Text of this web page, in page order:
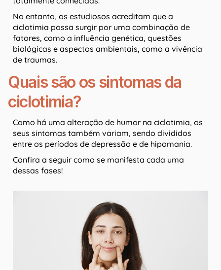
No entanto, os estudiosos acreditam que a
ciclotimia possa surgir por uma combinação de
fatores, como a influência genética, questões
biológicas e aspectos ambientais, como a vivência
de traumas.
Quais são os sintomas da
ciclotimia?
Como há uma alteração de humor na ciclotimia, os
seus sintomas também variam, sendo divididos
entre os períodos de depressão e de hipomania.
Confira a seguir como se manifesta cada uma
dessas fases!